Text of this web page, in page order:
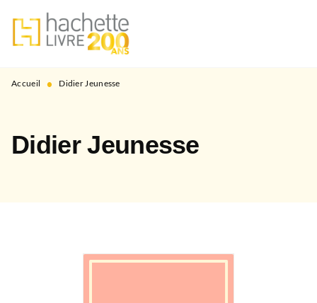
MENU RECHERCHE
PIED DE PAGE
Accueil • Didier Jeunesse
Didier Jeunesse